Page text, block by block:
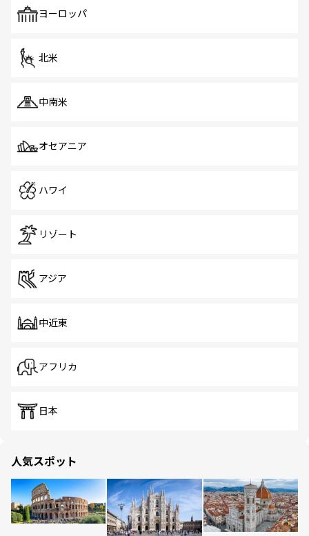
で、ホーカーズは地元の風情を楽しめる外せないスポット
ヨーロッパ
北米
中南米
オセアニア
ハワイ
リゾート
アジア
中近東
アフリカ
日本
人気スポット